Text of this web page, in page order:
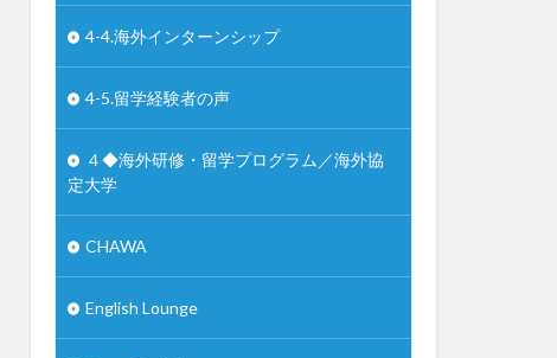
4-4.海外インターンシップ
4-5.留学経験者の声
４◆海外研修・留学プログラム／海外協
定大学
CHAWA
English Lounge